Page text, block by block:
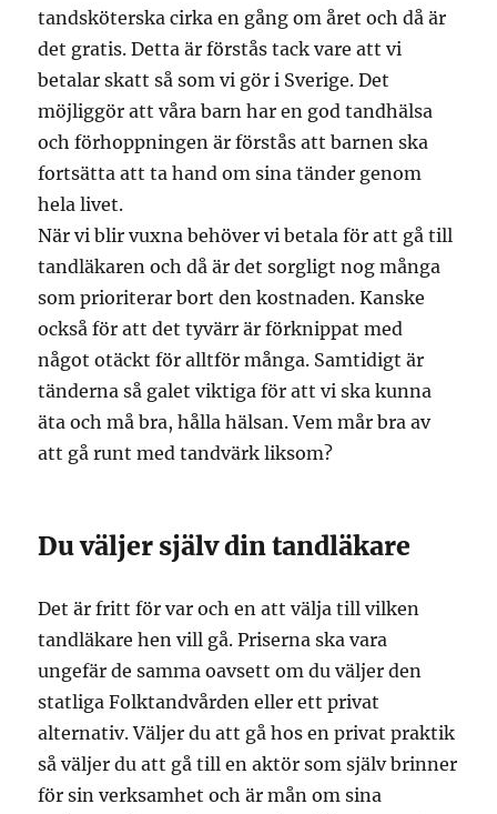
tandsköterska cirka en gång om året och då är
det gratis. Detta är förstås tack vare att vi
betalar skatt så som vi gör i Sverige. Det
möjliggör att våra barn har en god tandhälsa
och förhoppningen är förstås att barnen ska
fortsätta att ta hand om sina tänder genom
hela livet.
När vi blir vuxna behöver vi betala för att gå till
tandläkaren och då är det sorgligt nog många
som prioriterar bort den kostnaden. Kanske
också för att det tyvärr är förknippat med
något otäckt för alltför många. Samtidigt är
tänderna så galet viktiga för att vi ska kunna
äta och må bra, hålla hälsan. Vem mår bra av
att gå runt med tandvärk liksom?
Du väljer själv din tandläkare
Det är fritt för var och en att välja till vilken
tandläkare hen vill gå. Priserna ska vara
ungefär de samma oavsett om du väljer den
statliga Folktandvården eller ett privat
alternativ. Väljer du att gå hos en privat praktik
så väljer du att gå till en aktör som själv brinner
för sin verksamhet och är mån om sina